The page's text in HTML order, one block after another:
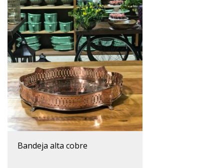
bandeja alta cobre